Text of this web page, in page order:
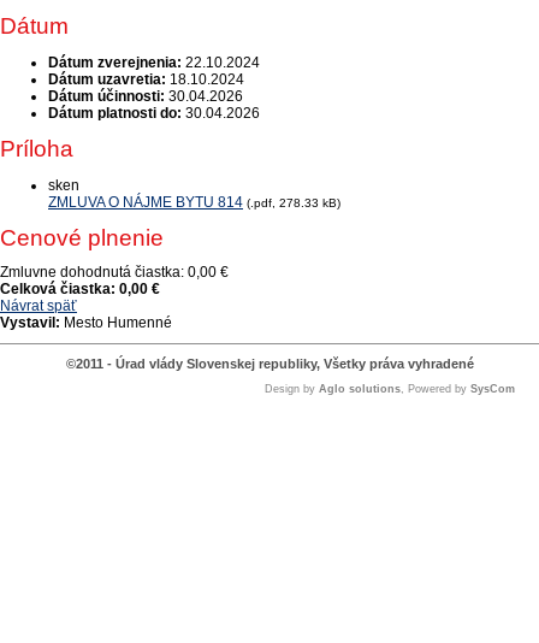
Dátum
Dátum zverejnenia: 22.10.2024
Dátum uzavretia: 18.10.2024
Dátum účinnosti: 30.04.2026
Dátum platnosti do: 30.04.2026
Príloha
sken
ZMLUVA O NÁJME BYTU 814 (.pdf, 278.33 kB)
Cenové plnenie
Zmluvne dohodnutá čiastka: 0,00 €
Celková čiastka: 0,00 €
Návrat späť
Vystavil: Mesto Humenné
©2011 - Úrad vlády Slovenskej republiky, Všetky práva vyhradené
Design by Aglo solutions, Powered by SysCom